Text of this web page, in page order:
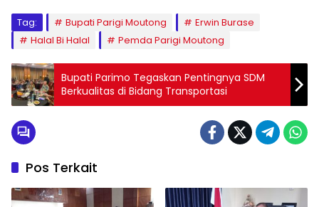
Tag: Bupati Parigi Moutong
Erwin Burase
Halal Bi Halal
Pemda Parigi Moutong
Bupati Parimo Tegaskan Pentingnya SDM
Berkualitas di Bidang Transportasi
Pos Terkait